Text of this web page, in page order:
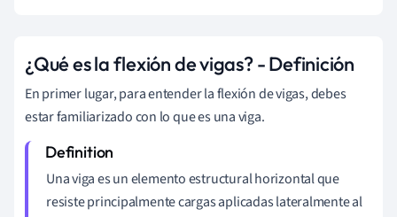
¿Qué es la flexión de vigas? - Definición
En primer lugar, para entender la flexión de vigas, debes
estar familiarizado con lo que es una viga.
Una viga es un elemento estructural horizontal que
resiste principalmente cargas aplicadas lateralmente al